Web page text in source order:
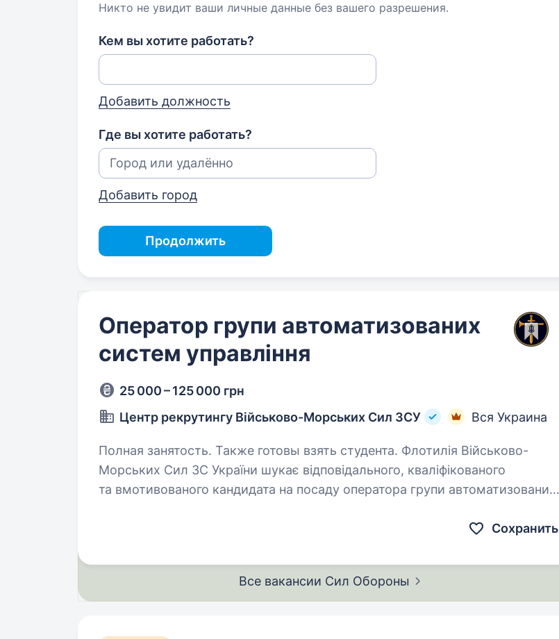
Никто не увидит ваши личные данные без вашего разрешения.
Кем вы хотите работать?
Добавить должность
Где вы хотите работать?
Добавить город
Продолжить
Оператор групи автоматизованих
систем управління
25 000 – 125 000 грн
Центр рекрутингу Військово-Морських Сил ЗСУ
Вся Украина
Полная занятость. Также готовы взять студента. Флотилія Військово-
Морських Сил ЗС України шукає відповідального, кваліфікованого
та вмотивованого кандидата на посаду оператора групи автоматизованих
Сохранить
Все вакансии Сил Обороны